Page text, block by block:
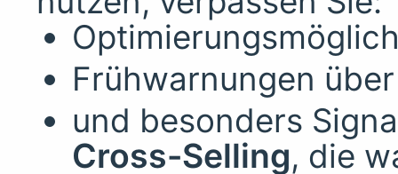
Frühwarnungen
und besonders
Cross-Selling, die